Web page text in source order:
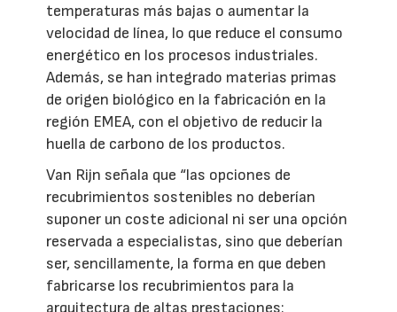
temperaturas más bajas o aumentar la
velocidad de línea, lo que reduce el consumo
energético en los procesos industriales.
Además, se han integrado materias primas
de origen biológico en la fabricación en la
región EMEA, con el objetivo de reducir la
huella de carbono de los productos.
Van Rijn señala que “las opciones de
recubrimientos sostenibles no deberían
suponer un coste adicional ni ser una opción
reservada a especialistas, sino que deberían
ser, sencillamente, la forma en que deben
fabricarse los recubrimientos para la
arquitectura de altas prestaciones: